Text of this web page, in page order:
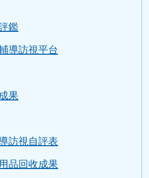
鑑
導訪視平台
果
訪視自評表
品回收成果